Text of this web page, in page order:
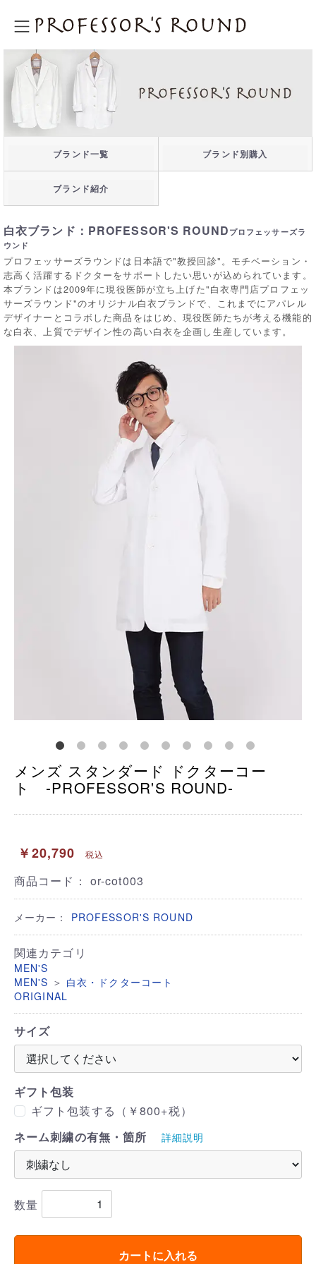
プロフェッサーズラウンド
ブランド一覧 ブランド別購入
ブランド紹介
白衣ブランド：PROFESSOR'S ROUNDプロフェッサーズラ
ウンド
プロフェッサーズラウンドは日本語で"教授回診"。モチベーション・
志高く活躍するドクターをサポートしたい思いが込められています。
本ブランドは2009年に現役医師が立ち上げた"白衣専門店プロフェッ
サーズラウンド"のオリジナル白衣ブランドで、これまでにアパレル
デザイナーとコラボした商品をはじめ、現役医師たちが考える機能的
な白衣、上質でデザイン性の高い白衣を企画し生産しています。
メンズ スタンダード ドクターコー
ト -PROFESSOR'S ROUND-
￥20,790 税込
商品コード： or-cot003
メーカー： PROFESSOR'S ROUND
関連カテゴリ
MEN'S
MEN'S ＞ 白衣・ドクターコート
ORIGINAL
サイズ
ギフト包装
ギフト包装する（￥800+税）
ネーム刺繍の有無・箇所
詳細説明
数量
カートに入れる